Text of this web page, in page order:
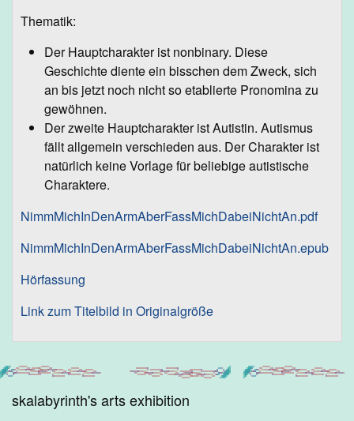
Thematik:
Der Hauptcharakter ist nonbinary. Diese
Geschichte diente ein bisschen dem Zweck, sich
an bis jetzt noch nicht so etablierte Pronomina zu
gewöhnen.
Der zweite Hauptcharakter ist Autistin. Autismus
fällt allgemein verschieden aus. Der Charakter ist
natürlich keine Vorlage für beliebige autistische
Charaktere.
NimmMichInDenArmAberFassMichDabeiNichtAn.pdf
NimmMichInDenArmAberFassMichDabeiNichtAn.epub
Hörfassung
Link zum Titelbild in Originalgröße
skalabyrinth's arts exhibition